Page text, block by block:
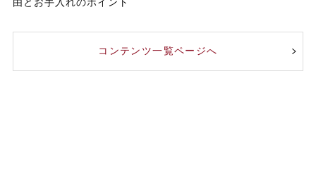
由とお手入れのポイント
コンテンツ一覧ページへ